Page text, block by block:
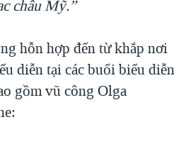
châu Mỹ.”
hỗn hợp đến từ khắp nơi
diễn tại các buổi biểu diễn
gồm vũ công Olga